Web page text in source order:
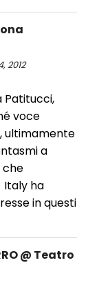
2012
Patitucci,
voce
ultimamente
a
che
Italy ha
in questi
@ Teatro